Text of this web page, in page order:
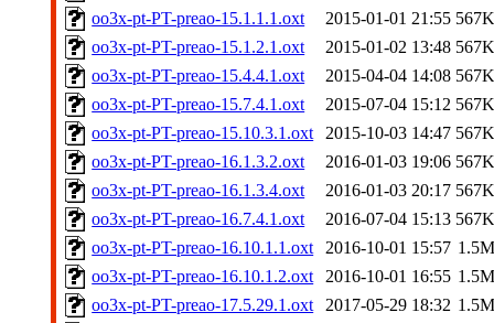
oo3x-pt-PT-preao-15.1.1.1.oxt
2015-01-01 21:55
oo3x-pt-PT-preao-15.1.2.1.oxt
2015-01-02 13:48
oo3x-pt-PT-preao-15.4.4.1.oxt
2015-04-04 14:08
oo3x-pt-PT-preao-15.7.4.1.oxt
2015-07-04 15:12
oo3x-pt-PT-preao-15.10.3.1.oxt
2015-10-03 14:47
oo3x-pt-PT-preao-16.1.3.2.oxt
2016-01-03 19:06
oo3x-pt-PT-preao-16.1.3.4.oxt
2016-01-03 20:17
oo3x-pt-PT-preao-16.7.4.1.oxt
2016-07-04 15:13
oo3x-pt-PT-preao-16.10.1.1.oxt
2016-10-01 15:57
oo3x-pt-PT-preao-16.10.1.2.oxt
2016-10-01 16:55
oo3x-pt-PT-preao-17.5.29.1.oxt
2017-05-29 18:32